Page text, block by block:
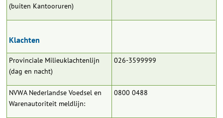
(buiten Kantooruren)
Klachten
Provinciale Milieuklachtenlijn
(dag en nacht)
026-3599999
NVWA Nederlandse Voedsel en
Warenautoriteit meldlijn:
0800 0488